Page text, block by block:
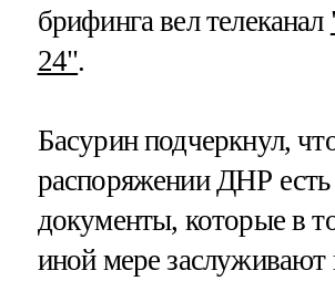
брифинга вел телеканал
24".
Басурин подчеркнул,
распоряжении ДНР есть
документы, которые в
иной мере заслуживают